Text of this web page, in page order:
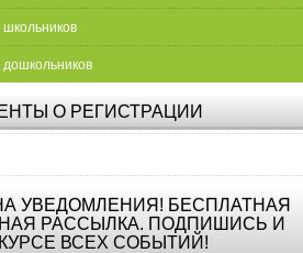
школьников
дошкольников
О РЕГИСТРАЦИИ
УВЕДОМЛЕНИЯ! БЕСПЛАТНАЯ
РАССЫЛКА. ПОДПИШИСЬ И
ВСЕХ СОБЫТИЙ!